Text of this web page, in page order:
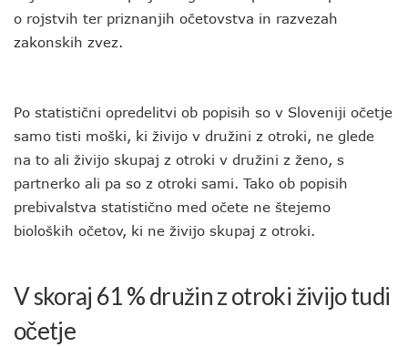
o rojstvih ter priznanjih očetovstva in razvezah
zakonskih zvez.
Po statistični opredelitvi ob popisih so v Sloveniji očetje
samo tisti moški, ki živijo v družini z otroki, ne glede
na to ali živijo skupaj z otroki v družini z ženo, s
partnerko ali pa so z otroki sami. Tako ob popisih
prebivalstva statistično med očete ne štejemo
bioloških očetov, ki ne živijo skupaj z otroki.
V skoraj 61 % družin z otroki živijo tudi
očetje